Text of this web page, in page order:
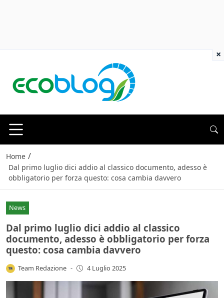
Home /
Dal primo luglio dici addio al classico documento, adesso è
obbligatorio per forza questo: cosa cambia davvero
News
Dal primo luglio dici addio al classico
documento, adesso è obbligatorio per forza
questo: cosa cambia davvero
Team Redazione - 4 Luglio 2025
×